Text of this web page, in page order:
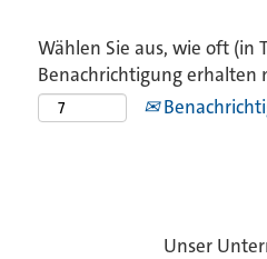
Wählen Sie aus, wie oft (in
Benachrichtigung erhalten
Unser